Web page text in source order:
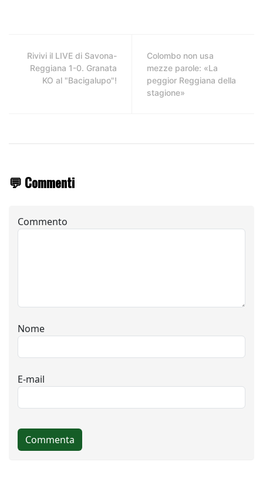
Rivivi il LIVE di Savona-
Reggiana 1-0. Granata
KO al "Bacigalupo"!
Colombo non usa
mezze parole: «La
peggior Reggiana della
stagione»
💬 Commenti